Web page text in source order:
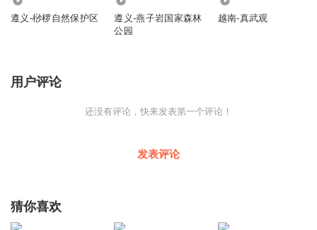
遵义-桫椤自然保护区
遵义-燕子岩国家森林
公园
越南-真武观
用户评论
还没有评论，快来发表第一个评论！
发表评论
猜你喜欢